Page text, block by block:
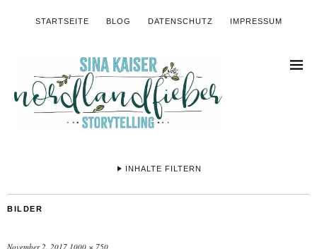
STARTSEITE BLOG DATENSCHUTZ IMPRESSUM
INHALTE FILTERN
BILDER
November 2, 2017 1000 × 750